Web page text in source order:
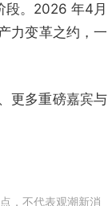
段。2026 年4月
力变革之约，一
更多重磅嘉宾与
，不代表观潮新消